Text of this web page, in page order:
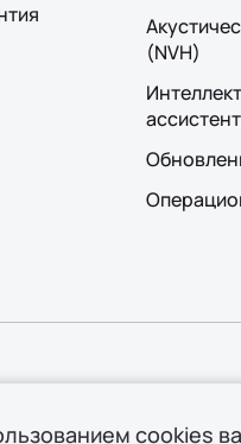
(NVH)
/ Li Auto в России
cookies